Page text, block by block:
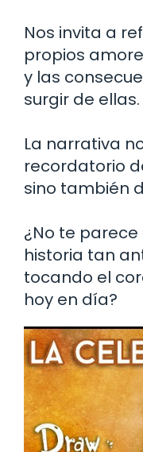
Nos invita a
propios
y las
surgir de ellas.
La narrativa
recordatorio
sino también
¿No te
historia tan
tocando el
hoy en día?